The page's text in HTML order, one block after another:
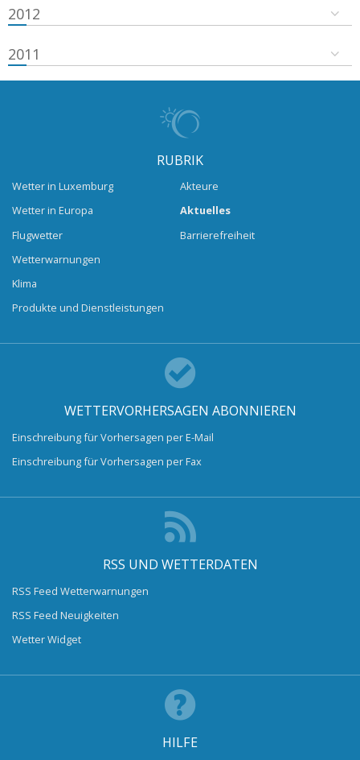
2012
2011
RUBRIK
Wetter in Luxemburg
Wetter in Europa
Flugwetter
Wetterwarnungen
Klima
Produkte und Dienstleistungen
Akteure
Aktuelles
Barrierefreiheit
WETTERVORHERSAGEN ABONNIEREN
Einschreibung für Vorhersagen per E-Mail
Einschreibung für Vorhersagen per Fax
RSS UND WETTERDATEN
RSS Feed Wetterwarnungen
RSS Feed Neuigkeiten
Wetter Widget
HILFE